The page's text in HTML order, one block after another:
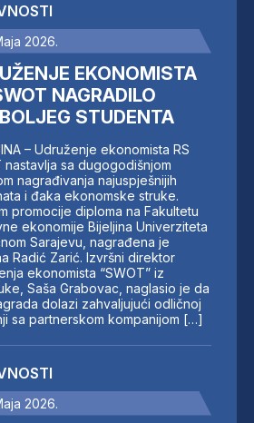
2026.
EKONOMISTA
NAGRADILO
STUDENTA
– Udruženje ekonomista RS
nastavlja sa dugogodišnjom
nagrađivanja najuspješnijih
i đaka ekonomske struke.
promocije diploma na Fakultetu
ekonomije Bijeljina Univerziteta
Sarajevu, nagrađena je
Radić Zarić. Izvršni direktor
ekonomista “SWOT” iz
Saša Grabovac, naglasio je da
dolazi zahvaljujući odličnoj
sa partnerskom kompanijom […]
2026.